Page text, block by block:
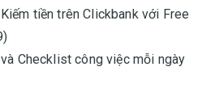
tiền trên Clickbank với Free
Checklist công việc mỗi ngày